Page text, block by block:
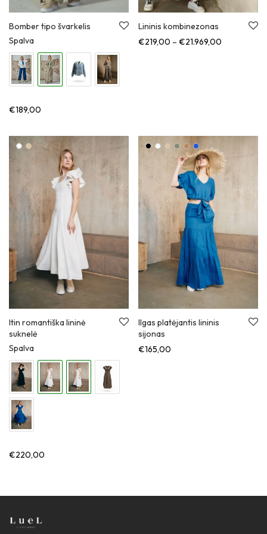
Bomber tipo švarkelis
Spalva
€189,00
Lininis kombinezonas
€219,00 – €21.969,00
Itin romantiška lininė
suknelė
Spalva
€220,00
Ilgas platėjantis lininis
sijonas
€165,00